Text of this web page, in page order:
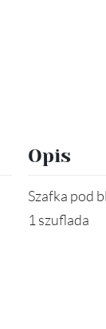
Opis
Szafka pod
1 szuflada